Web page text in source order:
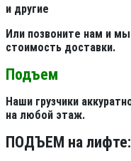
и другие
Или позвоните нам и
стоимость доставки.
Подъем
Наши грузчики
на любой этаж.
ПОДЪЕМ на лифте: